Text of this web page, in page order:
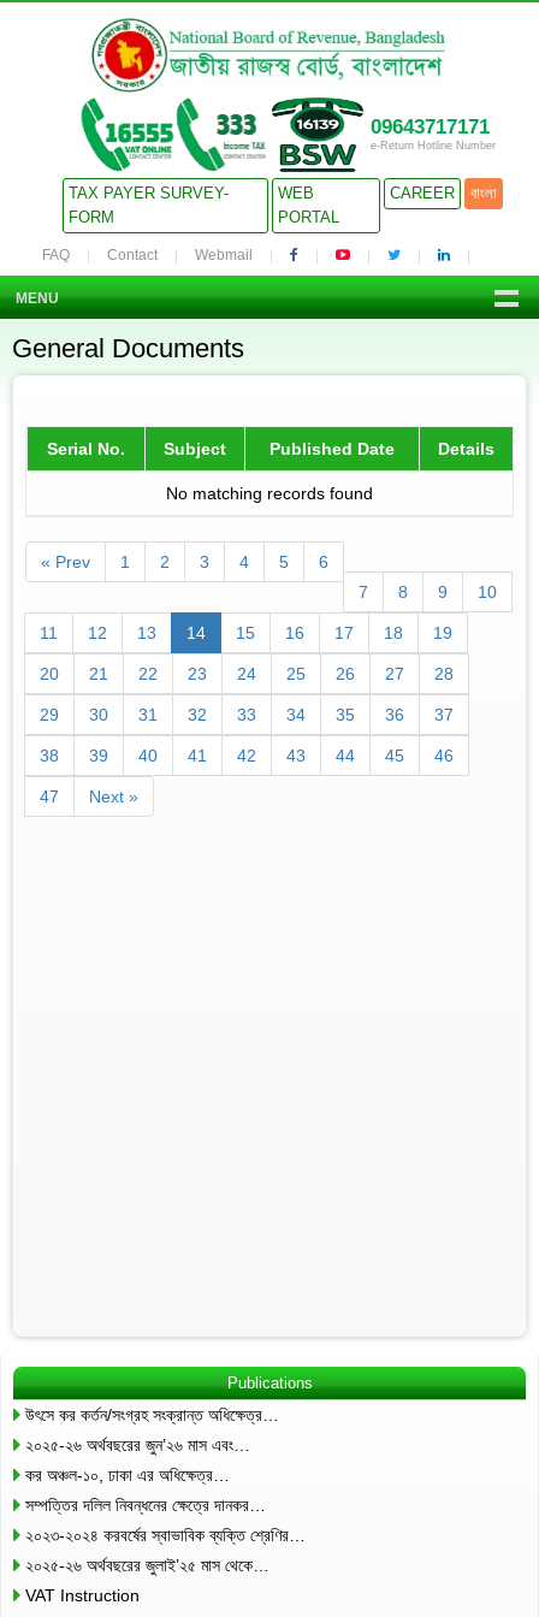
09643717171
e-Return Hotline Number
TAX PAYER SURVEY-
FORM
WEB
PORTAL
CAREER বাংলা
FAQ Contact Webmail
MENU
General Documents
Serial No. Subject Published Date Details
No matching records found
« Prev 1 2 3 4 5
6
7
8 9 10
11 12 13 14 15 16 17 18 19
20 21 22 23 24 25 26 27 28
29 30 31 32 33 34 35 36 37
38 39 40 41 42 43 44 45 46
47 Next »
Publications
উৎসে কর কর্তন/সংগ্রহ সংক্রান্ত অধিক্ষেত্র…
২০২৫-২৬ অর্থবছরের জুন’২৬ মাস এবং…
কর অঞ্চল-১০, ঢাকা এর অধিক্ষেত্র…
সম্পত্তির দলিল নিবন্ধনের ক্ষেত্রে দানকর…
২০২৩-২০২৪ করবর্ষের স্বাভাবিক ব্যক্তি শ্রেণির…
২০২৫-২৬ অর্থবছরের জুলাই’২৫ মাস থেকে…
VAT Instruction